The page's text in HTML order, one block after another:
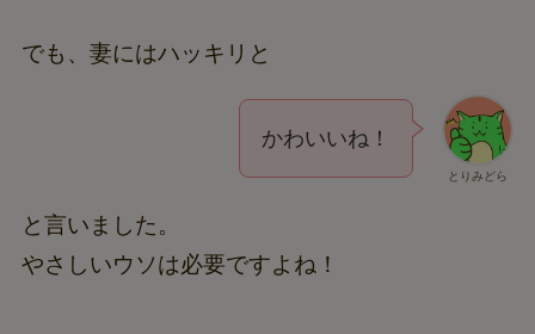
でも、妻にはハッキリと
とりみどら
かわいいね！
と言いました。
やさしいウソは必要ですよね！